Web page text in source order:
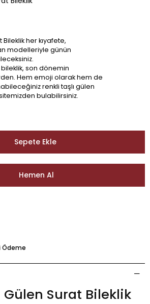
Bileklik her kıyafete,
modelleriyle günün
bileklik, son dönemin
Hem emoji olarak hem de
renkli taşlı gülen
bulabilirsiniz.
Ödeme
Gülen Surat Bileklik